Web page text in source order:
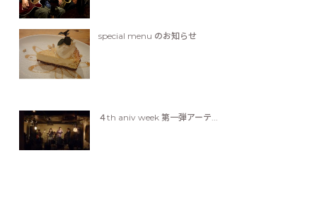
special menu のお知らせ
４th aniv week 第一弾アーテ...